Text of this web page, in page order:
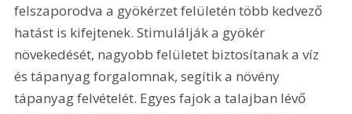
felszaporodva a gyökérzet felületén több kedvező
hatást is kifejtenek. Stimulálják a gyökér
növekedését, nagyobb felületet biztosítanak a víz
és tápanyag forgalomnak, segítik a növény
tápanyag felvételét. Egyes fajok a talajban lévő